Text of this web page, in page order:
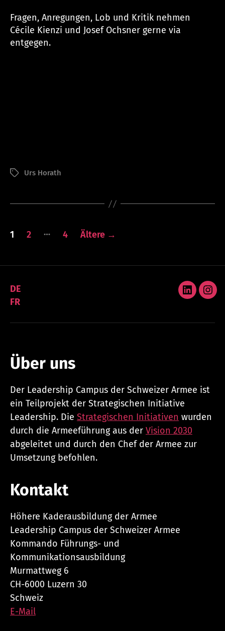
Fragen, Anregungen, Lob und Kritik nehmen
Cécile Kienzi und Josef Ochsner gerne via
entgegen.
Schlagwörter
Urs Horath
Seitennummerierung
Beiträge
1 2 … 4 Ältere →
DE
FR
LinkedIn
Über uns
Der Leadership Campus der Schweizer Armee ist
ein Teilprojekt der Strategischen Initiative
Leadership. Die Strategischen Initiativen wurden
durch die Armeeführung aus der Vision 2030
abgeleitet und durch den Chef der Armee zur
Umsetzung befohlen.
Kontakt
Höhere Kaderausbildung der Armee
Leadership Campus der Schweizer Armee
Kommando Führungs- und
Kommunikationsausbildung
Murmattweg 6
CH-6000 Luzern 30
Schweiz
E-Mail